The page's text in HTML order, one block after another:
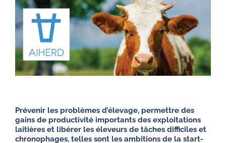
Prévenir les problèmes d’élevage, permettre des
gains de productivité importants des exploitations
laitières et libérer les éleveurs de tâches difficiles et
chronophages, telles sont les ambitions de la start-